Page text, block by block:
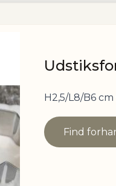
H2,5/L8/B6 cm
Find